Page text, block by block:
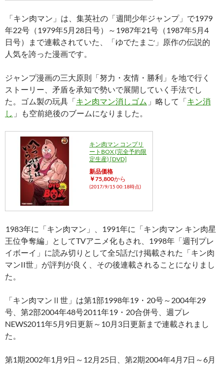
「キン肉マン」は、集英社の「週間少年ジャンプ」で1979
年22号（1979年5月28日号）～1987年21号（1987年5月4
日号）まで連載されていた、「ゆでたまご」原作の伝説的
人気を誇った漫画です。
ジャンプ漫画の三大原則「努力・友情・勝利」を地で行く
ストーリー、矛盾を承知で勢いで展開していく手法でし
た。ゴム製の玩具「キン肉マン消しゴム 」略して「キン消
し 」も空前絶後のブームになりました。
キン肉マン コンプリ
ートBOX (完全予約限
定生産) [DVD]
新品価格
￥75,800から
(2017/9/15 00:18時点)
1983年に「キン肉マン」、1991年に「キン肉マン キン肉星
王位争奪編」としてTVアニメ化もされ、1998年「週刊プレ
イボーイ」に読み切りとして全5話だけ掲載された「キン肉
マンII世」が評判が良く、その後連載されることになりまし
た。
「キン肉マンⅡ世」は第1部1998年19・20号～2004年29
号、第2部2004年48号2011年19・20合併号、週プレ
NEWS2011年5月9日更新～10月3日更新まで連載されまし
た。
第1期2002年1月9日～12月25日、第2期2004年4月7日～6月